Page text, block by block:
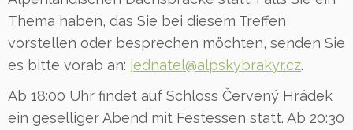
Thema haben, das Sie bei diesem Treffen
vorstellen oder besprechen möchten, senden Sie
es bitte vorab an: jednatel@alpskybrakyr.cz.
Ab 18:00 Uhr findet auf Schloss Červený Hrádek
ein geselliger Abend mit Festessen statt. Ab 20:30